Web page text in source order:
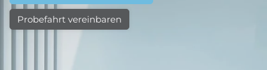
Probefahrt vereinbaren